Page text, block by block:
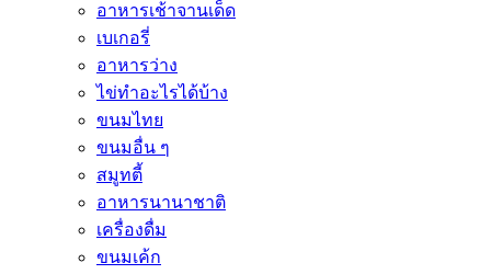
อาหารเช้าจานเด็ด
เบเกอรี่
อาหารว่าง
ไข่ทำอะไรได้บ้าง
ขนมไทย
ขนมอื่น ๆ
สมูทตี้
อาหารนานาชาติ
เครื่องดื่ม
ขนมเค้ก